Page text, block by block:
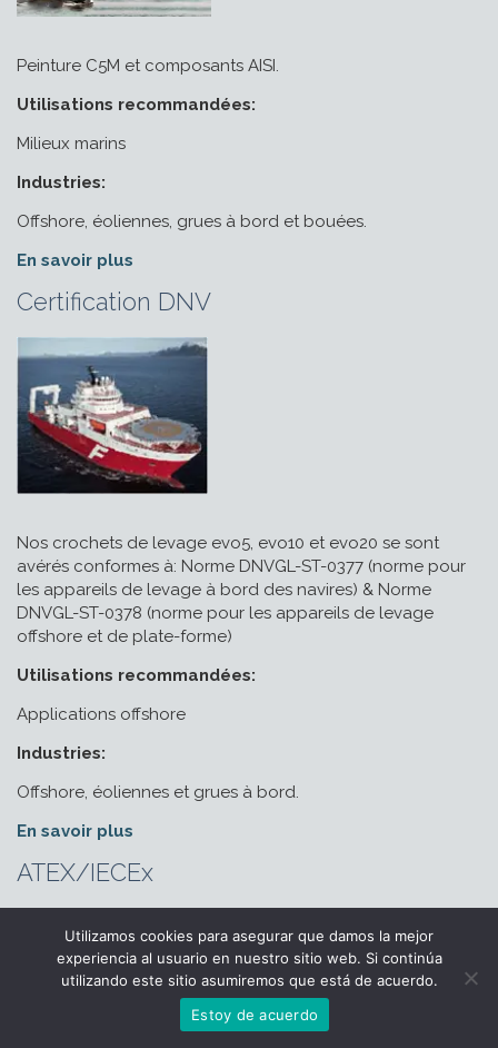
Peinture C5M et composants AISI.
Utilisations recommandées:
Milieux marins
Industries:
Offshore, éoliennes, grues à bord et bouées.
En savoir plus
Certification DNV
Nos crochets de levage evo5, evo10 et evo20 se sont
avérés conformes à: Norme DNVGL-ST-0377 (norme pour
les appareils de levage à bord des navires) & Norme
DNVGL-ST-0378 (norme pour les appareils de levage
offshore et de plate-forme)
Utilisations recommandées:
Applications offshore
Industries:
Offshore, éoliennes et grues à bord.
En savoir plus
ATEX/IECEx
Contact
Configurateur
Utilizamos cookies para asegurar que damos la mejor
experiencia al usuario en nuestro sitio web. Si continúa
utilizando este sitio asumiremos que está de acuerdo.
Estoy de acuerdo